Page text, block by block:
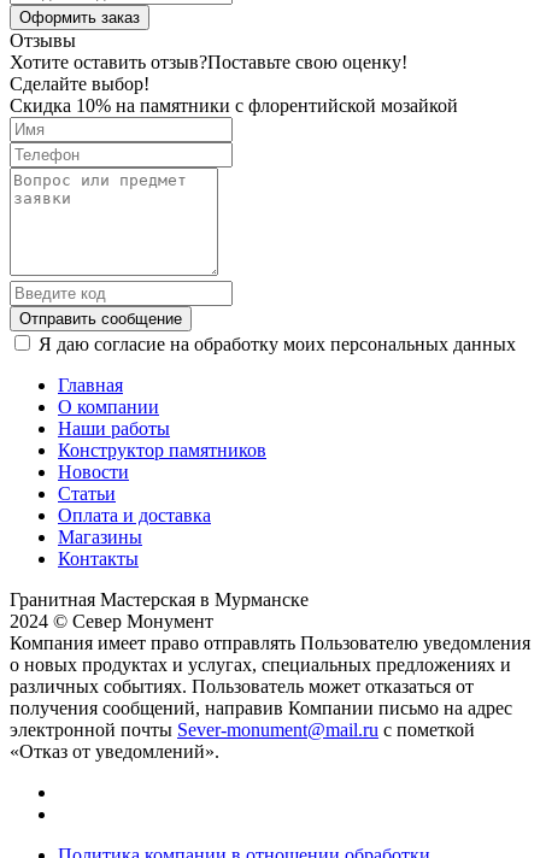
Оформить заказ
Отзывы
Хотите оставить отзыв?Поставьте свою оценку!
Сделайте выбор!
Скидка 10% на памятники с флорентийской мозайкой
Отправить сообщение
Я даю согласие на обработку моих персональных данных
Главная
О компании
Наши работы
Конструктор памятников
Новости
Статьи
Оплата и доставка
Магазины
Контакты
Гранитная Мастерская в Мурманске
2024 © Север Монумент
Компания имеет право отправлять Пользователю уведомления
о новых продуктах и услугах, специальных предложениях и
различных событиях. Пользователь может отказаться от
получения сообщений, направив Компании письмо на адрес
электронной почты Sever-monument@mail.ru с пометкой
«Отказ от уведомлений».